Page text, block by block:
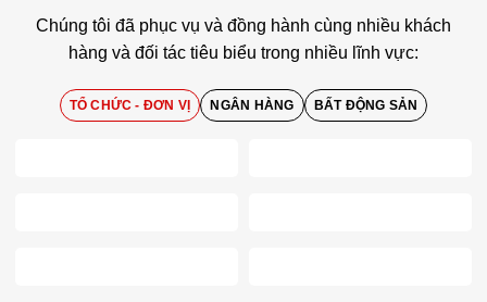
Chúng tôi đã phục vụ và đồng hành cùng nhiều khách
hàng và đối tác tiêu biểu trong nhiều lĩnh vực:
TỔ CHỨC - ĐƠN VỊ NGÂN HÀNG BẤT ĐỘNG SẢN